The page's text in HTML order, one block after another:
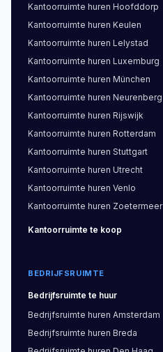
Kantoorruimte huren Hoofddorp
Kantoorruimte huren Keulen
Kantoorruimte huren Lelystad
Kantoorruimte huren Luxemburg
Kantoorruimte huren München
Kantoorruimte huren Neurenberg
Kantoorruimte huren Rijswijk
Kantoorruimte huren Rotterdam
Kantoorruimte huren Stuttgart
Kantoorruimte huren Utrecht
Kantoorruimte huren Venlo
Kantoorruimte huren Zoetermeer
Kantoorruimte te koop
BEDRIJFSRUIMTE
Bedrijfsruimte te huur
Bedrijfsruimte huren Amsterdam
Bedrijfsruimte huren Breda